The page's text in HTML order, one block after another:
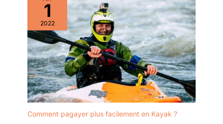
1
2022
Comment pagayer plus facilement en Kayak ?